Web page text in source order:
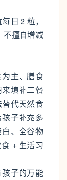
日 2 粒，
不擅自增减
主、膳食
填补三餐
替代天然食
子补充多
、全谷物
+ 生活习
子的万能